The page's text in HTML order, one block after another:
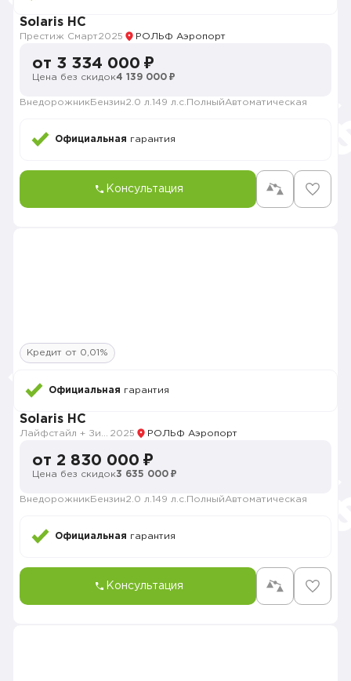
Solaris HC
Престиж Смарт2025 РОЛЬФ Аэропорт
от 3 334 000 ₽
Цена без скидок4 139 000 ₽
Внедорожник Бензин2.0 л. 149 л.с. ПолныйАвтоматическая
Официальная гарантия
Консультация
Кредит от 0,01%
Официальная гарантия
Solaris HC
2025 РОЛЬФ Аэропорт
от 2 830 000 ₽
Цена без скидок3 635 000 ₽
Внедорожник Бензин2.0 л. 149 л.с. ПолныйАвтоматическая
Официальная гарантия
Консультация